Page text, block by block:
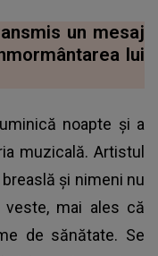
un mesaj
lui
noapte și a
muzicală. Artistul
și nimeni nu
mai ales că
de sănătate. Se